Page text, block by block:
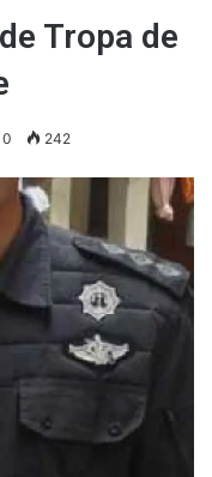
Tropa de
0 242